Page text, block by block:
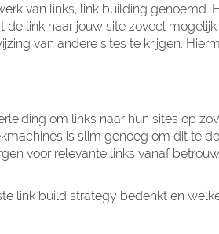
van links, link building
link naar jouw site zoveel
van andere sites te krijgen.
om links naar hun sites op
is slim genoeg om dit te
voor relevante links vanaf
link build strategy bedenkt en